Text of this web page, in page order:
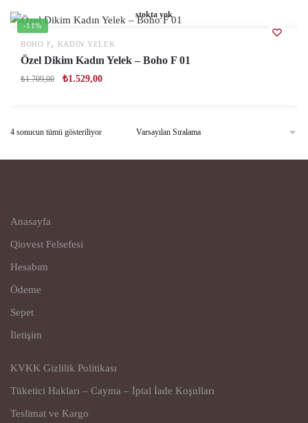
-11%
stokta yok
BOHO F, KADIN YELEK
Özel Dikim Kadın Yelek – Boho F 01
₺1.709,00 ₺1.529,00
4 sonucun tümü gösteriliyor
Anasayfa
Qiovest Felsefesi
Hesabım
Ödeme
Sepet
İletişim
KVKK Gizlilik Politikası
Tüketici Hakları – Cayma – İptal İade Koşulları
Teslimat ve Kargo